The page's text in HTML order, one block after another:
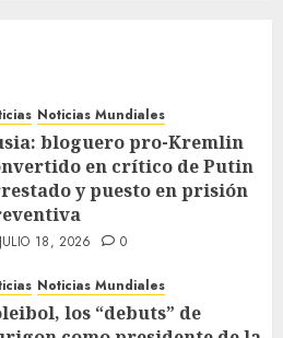
Noticias Mundiales
bloguero pro-Kremlin
en crítico de Putin
y puesto en prisión
JULIO 18, 2026 0
Noticias Mundiales
los “debuts” de